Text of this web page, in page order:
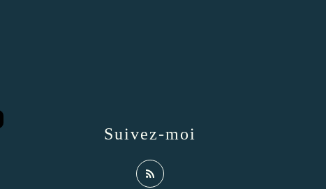
Suivez-moi